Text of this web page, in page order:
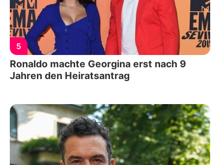
5
Ronaldo machte Georgina erst nach 9
Jahren den Heiratsantrag